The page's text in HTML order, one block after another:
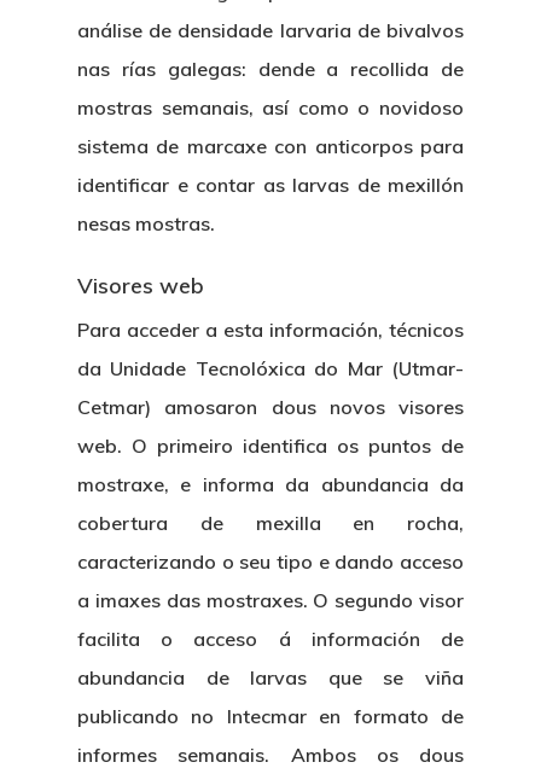
análise de densidade larvaria de bivalvos
nas rías galegas: dende a recollida de
mostras semanais, así como o novidoso
sistema de marcaxe con anticorpos para
identificar e contar as larvas de mexillón
nesas mostras.
Visores web
Para acceder a esta información, técnicos
da Unidade Tecnolóxica do Mar (Utmar-
Cetmar) amosaron dous novos visores
web. O primeiro identifica os puntos de
mostraxe, e informa da abundancia da
cobertura de mexilla en rocha,
caracterizando o seu tipo e dando acceso
a imaxes das mostraxes. O segundo visor
facilita o acceso á información de
abundancia de larvas que se viña
publicando no Intecmar en formato de
informes semanais. Ambos os dous